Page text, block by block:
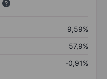
9,59%
57,9%
-0,91%